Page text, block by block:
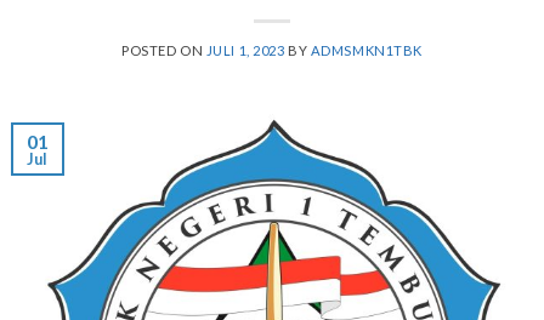
POSTED ON JULI 1, 2023 BY ADMSMKN1TBK
01
Jul